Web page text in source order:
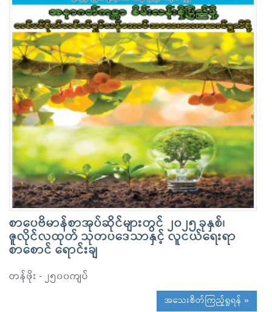
စာပေဗိမာန်စာအုပ်ဆိုင်များတွင် ၂၀၂၅ ခုနှစ်၊
ဇူလိုင်လထုတ် သုတပဒေသာနှင့် လူငယ်ရေးရာ
စာစောင် ရောင်းချ
တန်ဖိုး - ၂၅၀၀ကျပ်
အသေးစိတ်ကြည့်ရှုရန် »